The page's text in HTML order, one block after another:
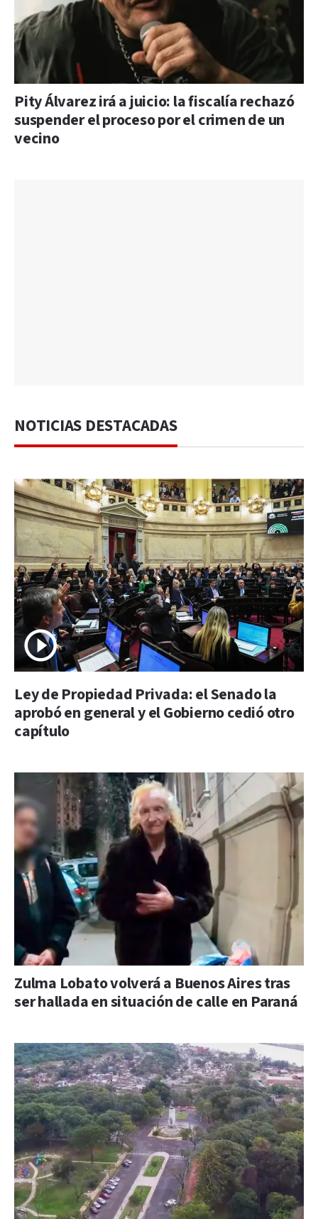
Pity Álvarez irá a juicio: la fiscalía rechazó
suspender el proceso por el crimen de un
vecino
NOTICIAS DESTACADAS
Ley de Propiedad Privada: el Senado la
aprobó en general y el Gobierno cedió otro
capítulo
Zulma Lobato volverá a Buenos Aires tras
ser hallada en situación de calle en Paraná